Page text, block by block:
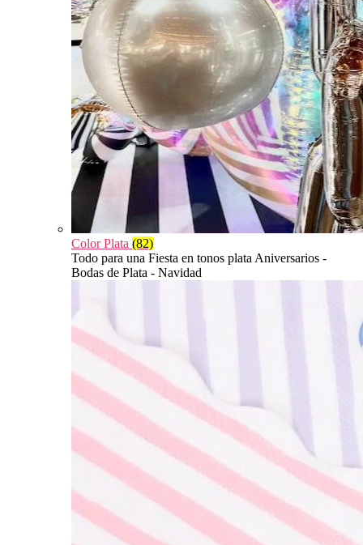
Color Plata (82)
Todo para una Fiesta en tonos plata Aniversarios -
Bodas de Plata - Navidad